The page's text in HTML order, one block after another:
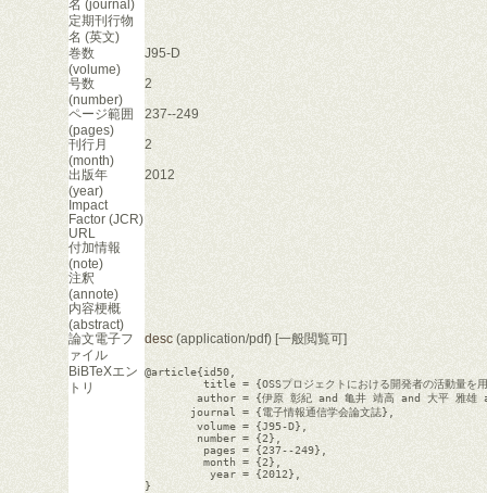
名 (journal)
定期刊行物
名 (英文)
巻数
(volume)
J95-D
号数
(number)
2
ページ範囲
(pages)
237--249
刊行月
(month)
2
出版年
(year)
2012
Impact
Factor (JCR)
URL
付加情報
(note)
注釈
(annote)
内容梗概
(abstract)
論文電子フ
ァイル
desc(application/pdf) [一般閲覧可]
BiBTeXエン
トリ
@article{id50,
title = {OSSプロジェクトにおける開発者の活動量を
author = {伊原 彰紀 and 亀井 靖高 and 大平 雅雄
       journal = {電子情報通信学会論文誌},
        volume = {J95-D},
        number = {2},
         pages = {237--249},
         month = {2},
          year = {2012},
}